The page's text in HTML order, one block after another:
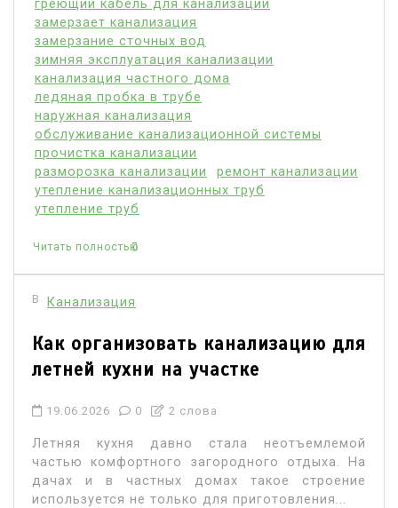
греющий кабель для канализации
замерзает канализация
замерзание сточных вод
зимняя эксплуатация канализации
канализация частного дома
ледяная пробка в трубе
наружная канализация
обслуживание канализационной системы
прочистка канализации
разморозка канализации
ремонт канализации
утепление канализационных труб
утепление труб
Читать полностью
В Канализация
Как организовать канализацию для
летней кухни на участке
19.06.2026 0 2 слова
Летняя кухня давно стала неотъемлемой
частью комфортного загородного отдыха. На
дачах и в частных домах такое строение
используется не только для приготовления...